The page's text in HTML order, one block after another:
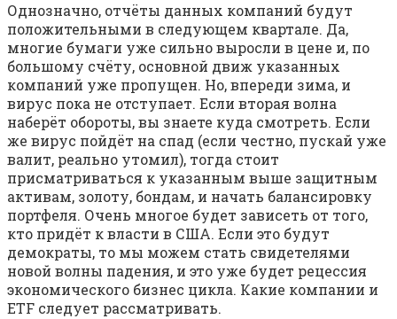
Однозначно, отчёты данных компаний будут
положительными в следующем квартале. Да,
многие бумаги уже сильно выросли в цене и, по
большому счёту, основной движ указанных
компаний уже пропущен. Но, впереди зима, и
вирус пока не отступает. Если вторая волна
наберёт обороты, вы знаете куда смотреть. Если
же вирус пойдёт на спад (если честно, пускай уже
валит, реально утомил), тогда стоит
присматриваться к указанным выше защитным
активам, золоту, бондам, и начать балансировку
портфеля. Очень многое будет зависеть от того,
кто придёт к власти в США. Если это будут
демократы, то мы можем стать свидетелями
новой волны падения, и это уже будет рецессия
экономического бизнес цикла. Какие компании и
ETF следует рассматривать.